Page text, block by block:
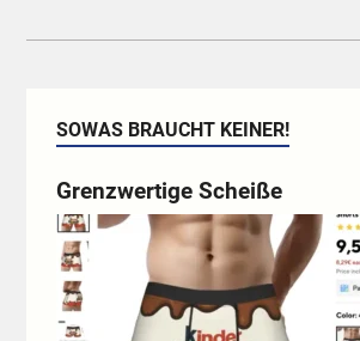
SOWAS BRAUCHT KEINER!
Grenzwertige Scheiße